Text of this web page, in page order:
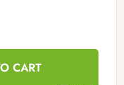
CART